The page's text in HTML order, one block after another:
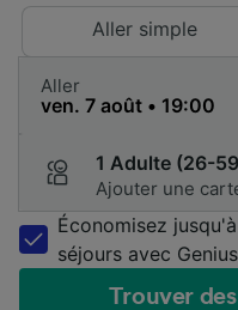
Aller simple
Aller
1 Adulte (26-
Ajouter une
Économisez
séjours avec Genius
Trouver